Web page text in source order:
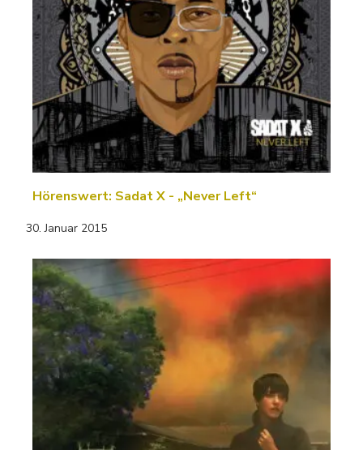
Hörenswert: Sadat X - „Never Left“
30. Januar 2015